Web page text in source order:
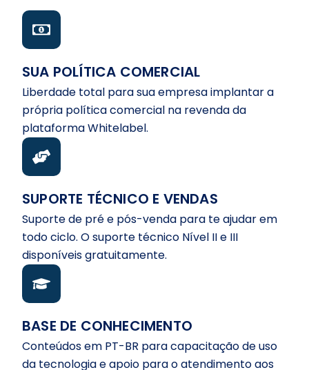
SUA POLÍTICA COMERCIAL
Liberdade total para sua empresa implantar a
própria política comercial na revenda da
plataforma Whitelabel.
SUPORTE TÉCNICO E VENDAS
Suporte de pré e pós-venda para te ajudar em
todo ciclo. O suporte técnico Nível II e III
disponíveis gratuitamente.
BASE DE CONHECIMENTO
Conteúdos em PT-BR para capacitação de uso
da tecnologia e apoio para o atendimento aos